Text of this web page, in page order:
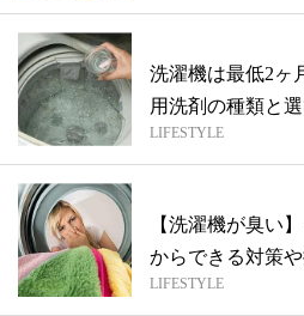
洗濯機は最低2ヶ
用洗剤の種類と
LIFESTYLE
【洗濯機が臭い
からできる対策
LIFESTYLE